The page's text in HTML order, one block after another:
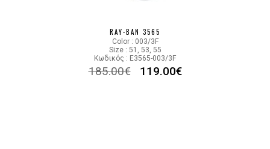
RAY-BAN 3565
Color : 003/3F
Size : 51, 53, 55
Κωδικός : E3565-003/3F
185.00€ 119.00€